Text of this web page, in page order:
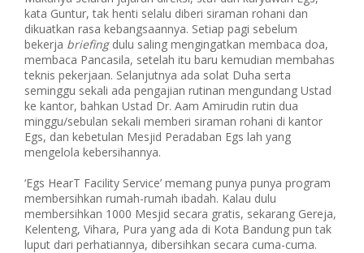
kata Guntur, tak henti selalu diberi siraman rohani dan
dikuatkan rasa kebangsaannya. Setiap pagi sebelum
bekerja briefingdulu saling mengingatkan membaca doa,
membaca Pancasila, setelah itu baru kemudian membahas
teknis pekerjaan. Selanjutnya ada solat Duha serta
seminggu sekali ada pengajian rutinan mengundang Ustad
ke kantor, bahkan Ustad Dr. Aam Amirudin rutin dua
minggu/sebulan sekali memberi siraman rohani di kantor
Egs, dan kebetulan Mesjid Peradaban Egs lah yang
mengelola kebersihannya.
‘Egs HearT Facility Service’ memang punya punya program
membersihkan rumah-rumah ibadah. Kalau dulu
membersihkan 1000 Mesjid secara gratis, sekarang Gereja,
Kelenteng, Vihara, Pura yang ada di Kota Bandung pun tak
luput dari perhatiannya, dibersihkan secara cuma-cuma.